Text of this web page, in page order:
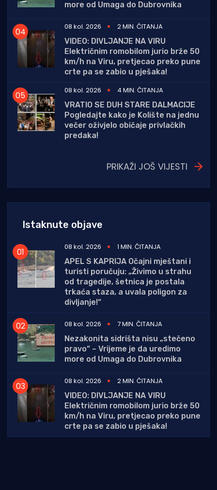
more od Umaga do Dubrovnika
08 kol. 2026
2 MIN. ČITANJA
VIDEO: DIVLJANJE NA VIRU
Električnim romobilom jurio brže 50
km/h na Viru, pretjecao preko pune
crte pa se zabio u pješaka!
08 kol. 2026
4 MIN. ČITANJA
VRATIO SE DUH STARE DALMACIJE
Pogledajte kako je Kolište na jednu
večer oživjelo običaje privlačkih
predaka!
PRIKAŽI JOŠ VIJESTI
Istaknute objave
08 kol. 2026
1 MIN. ČITANJA
APEL S KAPRIJA Očajni mještani i
turisti poručuju: „Živimo u strahu
od tragedije, šetnica je postala
trkaća staza, a uvala poligon za
divljanje!“
08 kol. 2026
7 MIN. ČITANJA
Nezakonita sidrišta nisu „stečeno
pravo“ – Vrijeme je da uredimo
more od Umaga do Dubrovnika
08 kol. 2026
2 MIN. ČITANJA
VIDEO: DIVLJANJE NA VIRU
Električnim romobilom jurio brže 50
km/h na Viru, pretjecao preko pune
crte pa se zabio u pješaka!